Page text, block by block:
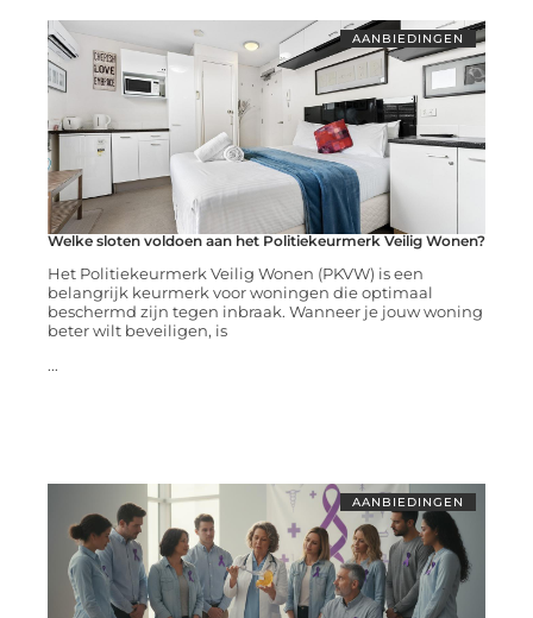
AANBIEDINGEN
Welke sloten voldoen aan het Politiekeurmerk Veilig Wonen?
Het Politiekeurmerk Veilig Wonen (PKVW) is een
belangrijk keurmerk voor woningen die optimaal
beschermd zijn tegen inbraak. Wanneer je jouw woning
beter wilt beveiligen, is
...
AANBIEDINGEN